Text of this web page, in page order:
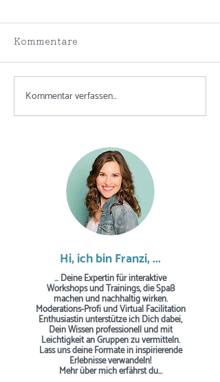
Ich gestehe! - 5 Fehler, die mir
im Training immer wieder
passieren
Kommentare
Kommentar verfassen...
Hi, ich bin Franzi, ...
... Deine Expertin für interaktive
Workshops und Trainings, die Spaß
machen und nachhaltig wirken.
Moderations-Profi und Virtual Facilitation
Enthusiastin unterstütze ich Dich dabei,
Dein Wissen professionell und mit
Leichtigkeit an Gruppen zu vermitteln.
Lass uns deine Formate in inspirierende
Erlebnisse verwandeln!
Mehr über mich erfährst du...